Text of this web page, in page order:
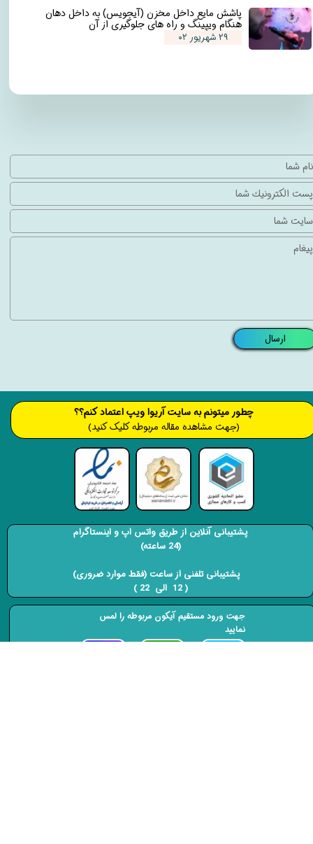
پاشش مایع داخل مخزن (آیجویس) به داخل دهان
هنگام ویپینگ و راه های جلوگیری از آن
۲۹ شهریور ۰۲
ارسال
​​​چطور میتونم به سایت آریوا ویپ اعتماد کنم؟؟
(جهت مشاهده مقاله مربوطه کلیک کنید)
پشتیبانی آنلاین از طریق واتس اپ و اینستاگرام
(24 ساعته)
​​​​​​​ پشتیبانی تلفنی از ساعت (فقط موارد ضروری)
( 12 الی 22 ) ​​​​​​​
جهت ورود مستقیم آیکون مربوطه را لمس
نمایید